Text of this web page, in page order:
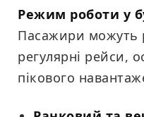
Режим роботи у
Пасажири можуть
регулярні рейси,
пікового